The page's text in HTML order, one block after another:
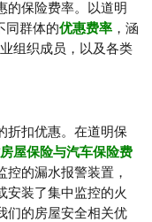
的保险费率。以道明
同群体的优惠费率 ，涵
组织成员，以及各类
折扣优惠。在道明保
屋保险与汽车保险费
控的漏水报警装置，
安装了集中监控的火
们的房屋安全相关优